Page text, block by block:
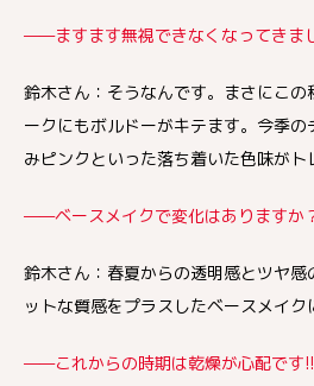
——ますます無視できなくなってきま
鈴木さん：そうなんです。まさにこ
ークにもボルドーがキテます。今季
みピンクといった落ち着いた色味がト
——ベースメイクで変化はありますか
鈴木さん：春夏からの透明感とツヤ感
ットな質感をプラスしたベースメイク
——これからの時期は乾燥が心配です!!